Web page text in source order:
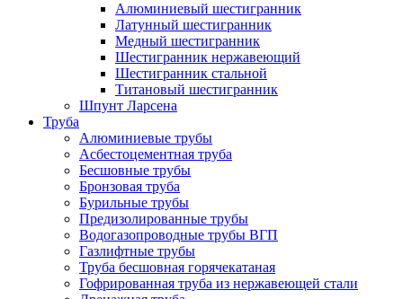
Алюминиевый шестигранник
Латунный шестигранник
Медный шестигранник
Шестигранник нержавеющий
Шестигранник стальной
Титановый шестигранник
Шпунт Ларсена
Труба
Алюминиевые трубы
Асбестоцементная труба
Бесшовные трубы
Бронзовая труба
Бурильные трубы
Предизолированные трубы
Водогазопроводные трубы ВГП
Газлифтные трубы
Труба бесшовная горячекатаная
Гофрированная труба из нержавеющей стали